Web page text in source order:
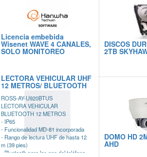
Licencia embebida
Wisenet WAVE 4 CANALES,
SOLO MONITOREO
DISCOS
2TB
LECTORA VEHICULAR UHF
12 METROS/ BLUETOOTH
ROSS-AY-U920BTUS
LECTORA VEHICULAR
BLUETOOTH 12 METROS
- IP65
- Funcionalidad MD-81 incorporada
- Rango de lectura UHF de hasta 12
m (39 pies)
- Bluetooth para las app del teléfono
DOMO HD
AHD